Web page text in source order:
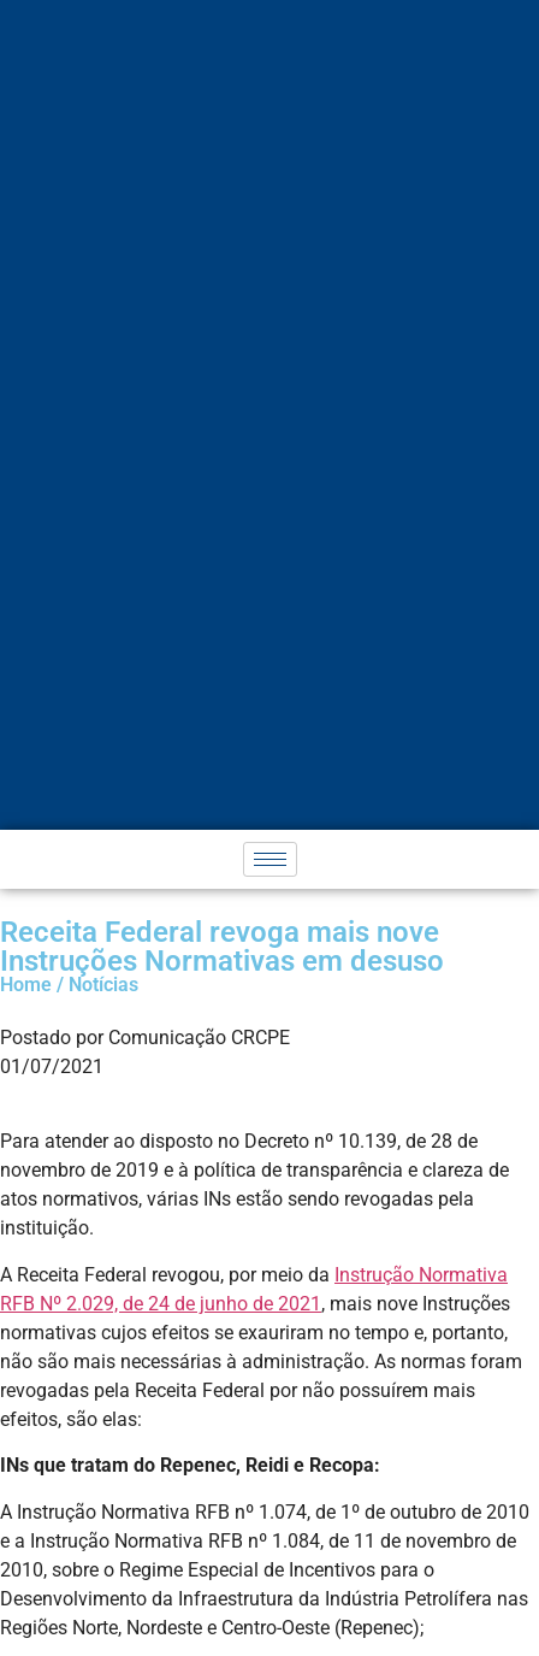
Receita Federal revoga mais nove
Instruções Normativas em desuso
Home / Notícias
Postado por Comunicação CRCPE
01/07/2021
Para atender ao disposto no Decreto nº 10.139, de 28 de
novembro de 2019 e à política de transparência e clareza de
atos normativos, várias INs estão sendo revogadas pela
instituição.
A Receita Federal revogou, por meio da Instrução Normativa
RFB Nº 2.029, de 24 de junho de 2021 , mais nove Instruções
normativas cujos efeitos se exauriram no tempo e, portanto,
não são mais necessárias à administração. As normas foram
revogadas pela Receita Federal por não possuírem mais
efeitos, são elas:
INs que tratam do Repenec, Reidi e Recopa:
A Instrução Normativa RFB nº 1.074, de 1º de outubro de 2010
e a Instrução Normativa RFB nº 1.084, de 11 de novembro de
2010, sobre o Regime Especial de Incentivos para o
Desenvolvimento da Infraestrutura da Indústria Petrolífera nas
Regiões Norte, Nordeste e Centro-Oeste (Repenec);